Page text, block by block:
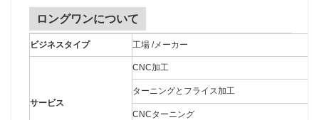
ロングワンについて
ビジネスタイプ 工場 /メーカー
サービス
CNC加工
ターニングとフライス加工
CNCターニング